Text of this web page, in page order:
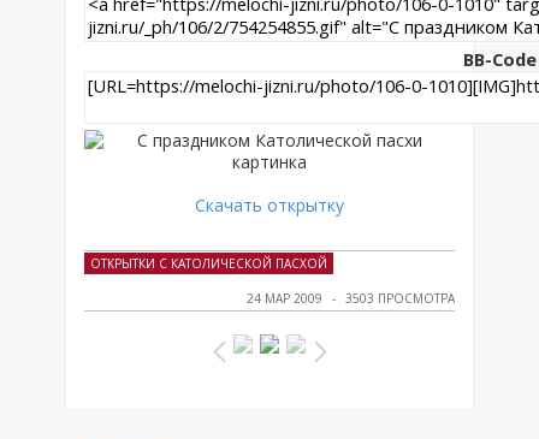
BB-
Скачать открытку
ОТКРЫТКИ С КАТОЛИЧЕСКОЙ ПАСХОЙ
24 МАР 2009 3503 ПРОСМОТРА